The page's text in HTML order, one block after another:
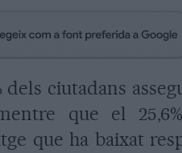
dels ciutadans
que el
que ha baixat